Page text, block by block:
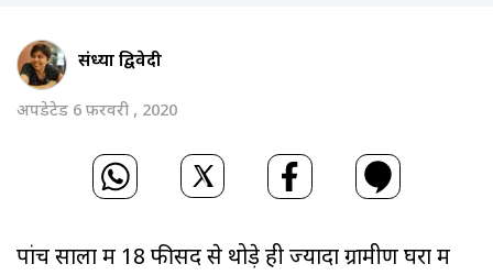
संध्या द्विवेदी
अपडेटेड 6 फ़रवरी , 2020
पांच सालों में 18 फीसद से थोड़े ही ज्यादा ग्रामीण घरों में